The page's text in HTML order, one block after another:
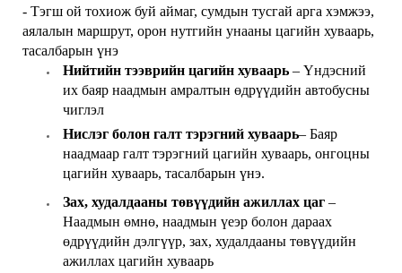
- Тэгш ой тохиож буй аймаг, сумдын тусгай арга хэмжээ,
аялалын маршрут, орон нутгийн унааны цагийн хуваарь,
тасалбарын үнэ
Нийтийн тээврийн цагийн хуваарь – Үндэсний
их баяр наадмын амралтын өдрүүдийн автобусны
чиглэл
Нислэг болон галт тэрэгний хуваарь– Баяр
наадмаар галт тэрэгний цагийн хуваарь, онгоцны
цагийн хуваарь, тасалбарын үнэ.
Зах, худалдааны төвүүдийн ажиллах цаг –
Наадмын өмнө, наадмын үеэр болон дараах
өдрүүдийн дэлгүүр, зах, худалдааны төвүүдийн
ажиллах цагийн хуваарь